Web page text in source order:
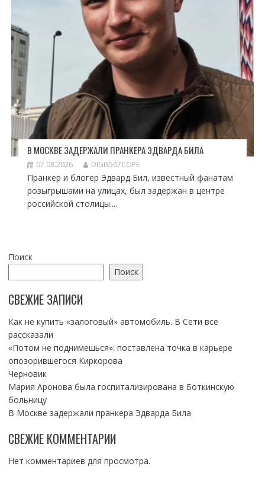
В МОСКВЕ ЗАДЕРЖАЛИ ПРАНКЕРА ЭДВАРДА БИЛА
07.08.2026 DIGIS567COPE
Пранкер и блогер Эдвард Бил, известный фанатам
розыгрышами на улицах, был задержан в центре
российской столицы....
Поиск
Поиск
СВЕЖИЕ ЗАПИСИ
Как не купить «залоговый» автомобиль. В Сети все
рассказали
«Потом не поднимешься»: поставлена точка в карьере
опозорившегося Киркорова
Черновик
Мария Аронова была госпитализирована в Боткинскую
больницу
В Москве задержали пранкера Эдварда Била
СВЕЖИЕ КОММЕНТАРИИ
Нет комментариев для просмотра.